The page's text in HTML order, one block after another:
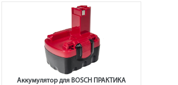
Аккумулятор для BOSCH ПРАКТИКА